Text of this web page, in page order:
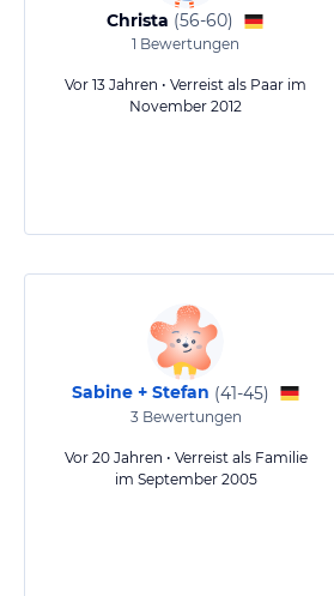
Christa (56-60)
1 Bewertungen
Vor 13 Jahren • Verreist als Paar im
November 2012
Sabine + Stefan (41-45)
3Bewertungen
Vor 20 Jahren • Verreist als Familie
im September 2005